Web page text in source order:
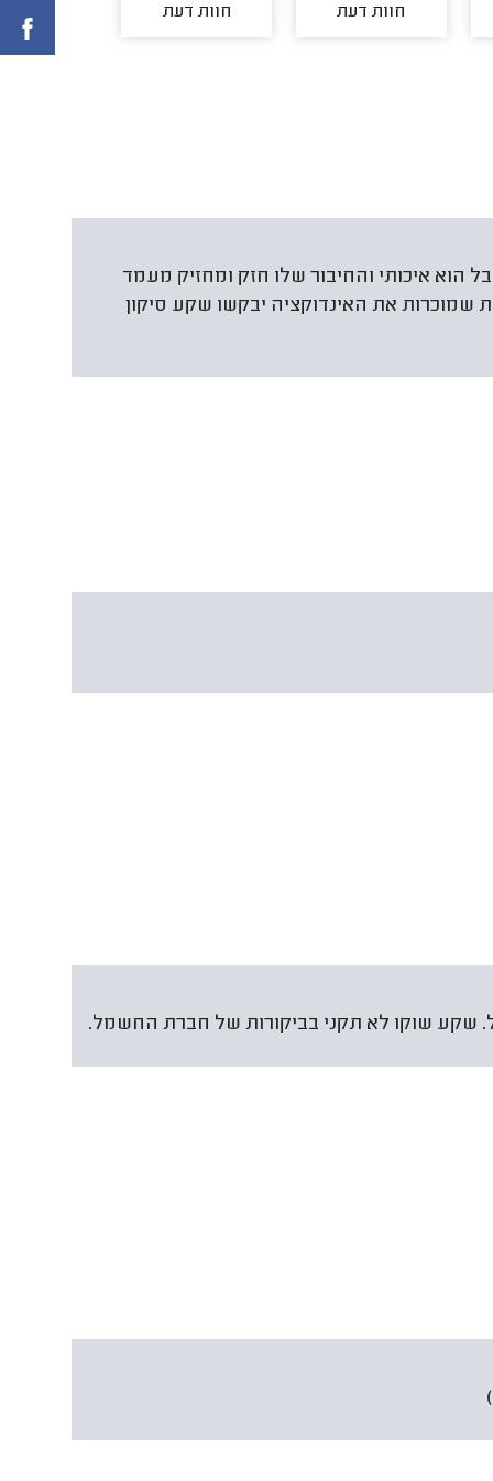
חוות דעת חוות דעת
הוא איכותי והחיבור שלו חזק ומחזיק מעמד
שמוכרות את האינדוקציה יבקשו שקע סיקון
שקע שוקו לא תקני בביקורות של חברת החשמל.